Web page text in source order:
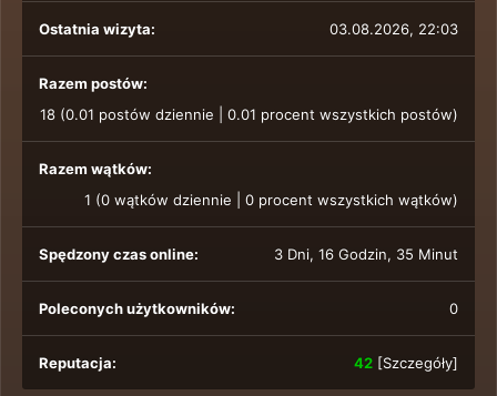
Ostatnia wizyta: 03.08.2026, 22:03
Razem postów:
18 (0.01 postów dziennie | 0.01 procent wszystkich postów)
Razem wątków:
1 (0 wątków dziennie | 0 procent wszystkich wątków)
Spędzony czas online: 3 Dni, 16 Godzin, 35 Minut
Poleconych użytkowników: 0
Reputacja: 42 [Szczegóły]